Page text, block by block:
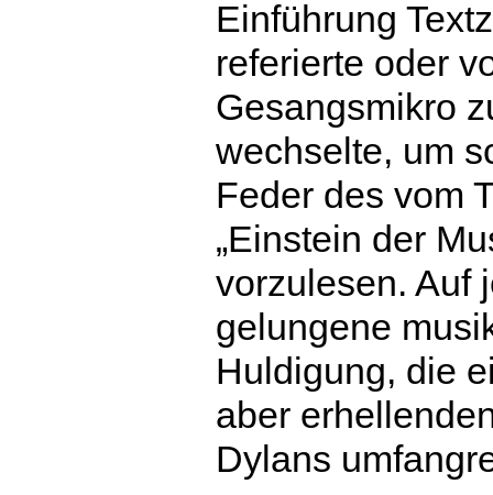
Einführung
referierte oder
Gesangsmikro
wechselte, um
Feder des vom
„Einstein der
vorzulesen. Auf
gelungene
Huldigung, die
aber
Dylans